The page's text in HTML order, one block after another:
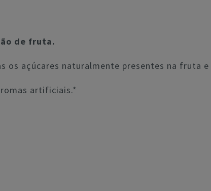
de fruta.
os açúcares naturalmente presentes na fruta e
artificiais.*